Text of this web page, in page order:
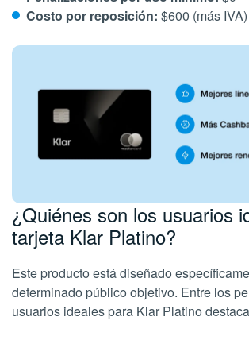
Costo por reposición: $600 (más IVA)
¿Quiénes son los usuarios
tarjeta Klar Platino?
Este producto está diseñado
determinado público objetivo. Entre los
usuarios ideales para Klar Platino